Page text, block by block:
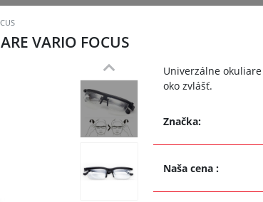
VARIO FOCUS
Univerzálne
oko zvlášť.
Značka:
Naša cena: